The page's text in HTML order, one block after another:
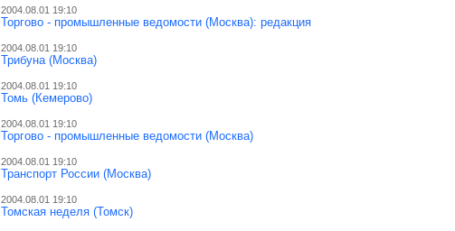
2004.08.01 19:10
Торгово - промышленные ведомости (Москва): редакция
2004.08.01 19:10
Трибуна (Москва)
2004.08.01 19:10
Томь (Кемерово)
2004.08.01 19:10
Торгово - промышленные ведомости (Москва)
2004.08.01 19:10
Транспорт России (Москва)
2004.08.01 19:10
Томская неделя (Томск)